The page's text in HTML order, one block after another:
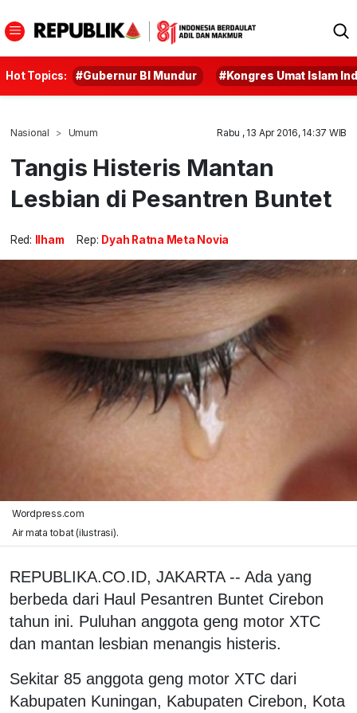
Hot Topics: #Gubernur BI Mundur #Kongres Umat Islam
Nasional Umum Rabu , 13 Apr 2016, 14:37 WIB
Tangis Histeris Mantan
Lesbian di Pesantren Buntet
Red: Ilham Rep: Dyah Ratna Meta Novia
Wordpress.com
Air mata tobat (ilustrasi).
REPUBLIKA.CO.ID, JAKARTA -- Ada yang
berbeda dari Haul Pesantren Buntet Cirebon
tahun ini. Puluhan anggota geng motor XTC
dan mantan lesbian menangis histeris.
Sekitar 85 anggota geng motor XTC dari
Kabupaten Kuningan, Kabupaten Cirebon, Kota